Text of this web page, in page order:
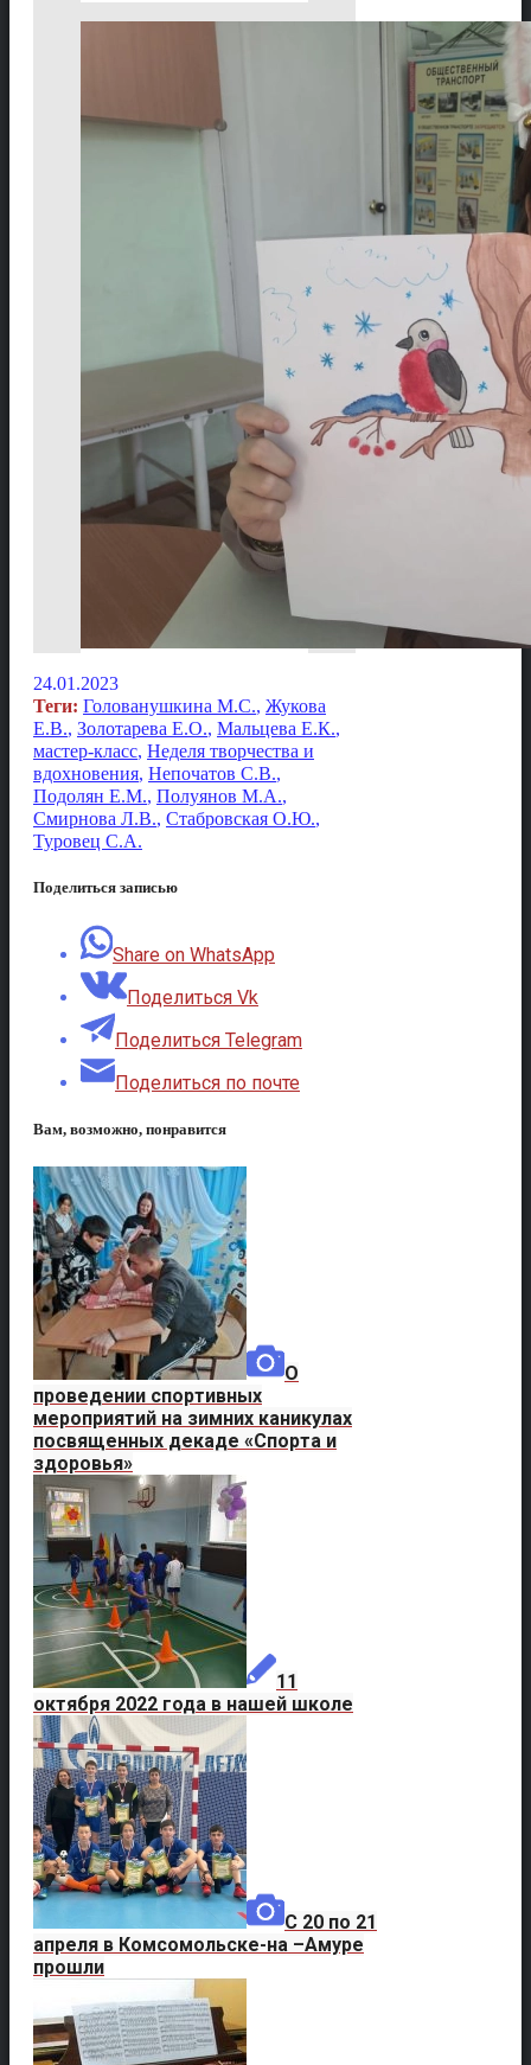
24.01.2023
Теги: Голованушкина М.С., Жукова
Е.В., Золотарева Е.О., Мальцева Е.К.,
мастер-класс, Неделя творчества и
вдохновения, Непочатов С.В.,
Подолян Е.М., Полуянов М.А.,
Смирнова Л.В., Стабровская О.Ю.,
Туровец С.А.
Поделиться записью
Share on WhatsApp
Поделиться Vk
Поделиться Telegram
Поделиться по почте
Вам, возможно, понравится
О
проведении спортивных
мероприятий на зимних каникулах
посвященных декаде «Спорта и
здоровья»
11
октября 2022 года в нашей школе
С 20 по 21
апреля в Комсомольске-на –Амуре
прошли